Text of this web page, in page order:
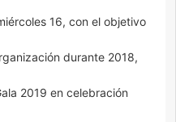
16, con el objetivo
durante 2018,
2019 en celebración